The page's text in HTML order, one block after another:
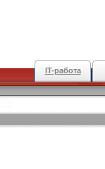
IT-работа